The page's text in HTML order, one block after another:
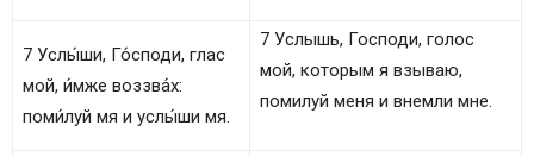
7 Услы́ши, Го́споди, глас
мой, и́мже воззва́х:
поми́луй мя и услы́ши мя.
7 Услышь, Господи, голос
мой, которым я взываю,
помилуй меня и внемли мне.